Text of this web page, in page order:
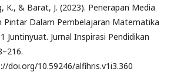
K., & Barat, J. (2023). Penerapan Media
Pintar Dalam Pembelajaran Matematika
Juntinyuat. Jurnal Inspirasi Pendidikan
doi.org/10.59246/alfihris.v1i3.360